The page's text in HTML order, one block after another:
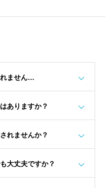
ません…
ありますか？
れませんか？
大丈夫ですか？